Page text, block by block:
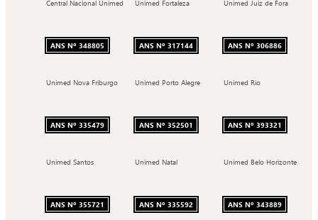
Central Nacional Unimed
ANS Nº 348805
Unimed Fortaleza
ANS Nº 317144
Unimed Juiz de Fora
ANS Nº 306886
Unimed Nova Friburgo
ANS Nº 335479
Unimed Porto Alegre
ANS Nº 352501
Unimed Rio
ANS Nº 393321
Unimed Santos
ANS Nº 355721
Unimed Natal
ANS Nº 335592
Unimed Belo Horizonte
ANS Nº 343889